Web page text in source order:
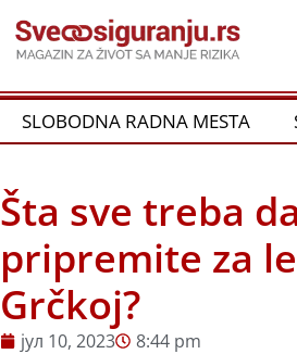
на
садржај
RADNA MESTA
Šta sve treba da
pripremite za
Grčkoj?
јул 10, 2023 8:44 pm